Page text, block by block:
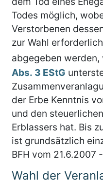
Todes möglich,
Verstorbenen
zur Wahl
abgegeben werden,
Abs. 3 EStG
der Erbe Kenntnis
und den
Erblassers hat. Bis
ist grundsätzlich
BFH vom 21.6.2007
Wahl der